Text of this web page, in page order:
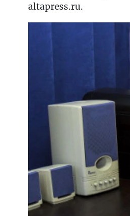
altapress.ru.